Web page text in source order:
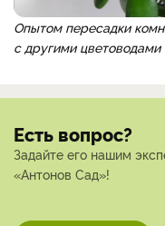
Опытом пересадки
с другими
Есть вопрос?
Задайте его нашим
«Антонов Сад»!